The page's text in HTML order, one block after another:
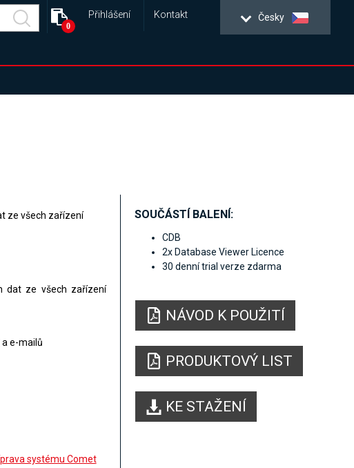
Česky
Přihlášení Kontakt
0
ze všech zařízení
dat ze všech zařízení
a e-mailů
systému Comet
SOUČÁSTÍ BALENÍ:
CDB
2x Database Viewer Licence
30 denní trial verze zdarma
NÁVOD K POUŽITÍ
PRODUKTOVÝ LIST
KE STAŽENÍ